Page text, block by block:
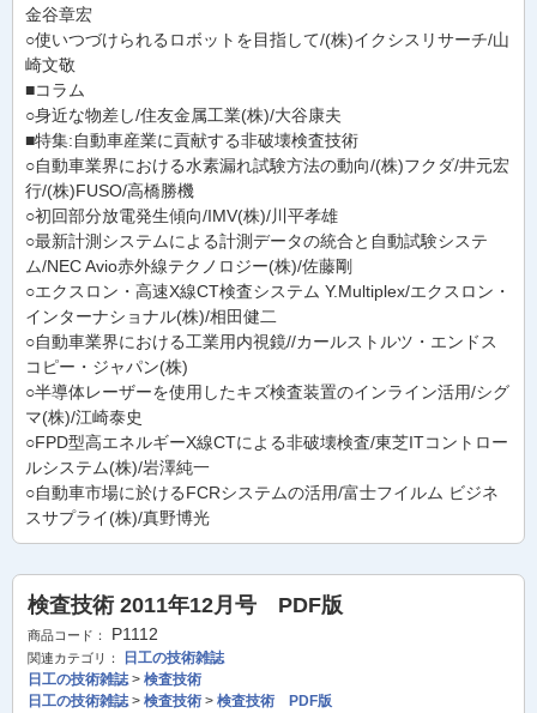
金谷章宏
○使いつづけられるロボットを目指して/(株)イクシスリサーチ/山
崎文敬
■コラム
○身近な物差し/住友金属工業(株)/大谷康夫
■特集:自動車産業に貢献する非破壊検査技術
○自動車業界における水素漏れ試験方法の動向/(株)フクダ/井元宏
行/(株)FUSO/高橋勝機
○初回部分放電発生傾向/IMV(株)/川平孝雄
○最新計測システムによる計測データの統合と自動試験システ
ム/NEC Avio赤外線テクノロジー(株)/佐藤剛
○エクスロン・高速X線CT検査システム Y.Multiplex/エクスロン・
インターナショナル(株)/相田健二
○自動車業界における工業用内視鏡//カールストルツ・エンドス
コピー・ジャパン(株)
○半導体レーザーを使用したキズ検査装置のインライン活用/シグ
マ(株)/江崎泰史
○FPD型高エネルギーX線CTによる非破壊検査/東芝ITコントロー
ルシステム(株)/岩澤純一
○自動車市場に於けるFCRシステムの活用/富士フイルム ビジネ
スサプライ(株)/真野博光
検査技術 2011年12月号 PDF版
商品コード： P1112
関連カテゴリ：
日工の技術雑誌
日工の技術雑誌> 検査技術
日工の技術雑誌> 検査技術 > 検査技術 PDF版